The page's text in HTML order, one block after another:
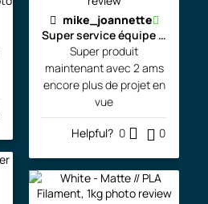
mike_joannette
Super service équipe la pour
Super produit
maintenant avec 2 ams
encore plus de projet en
vue
Helpful? 0 0